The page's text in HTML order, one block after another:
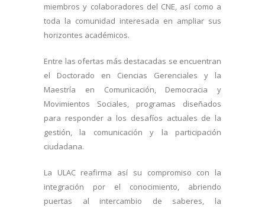
miembros y colaboradores del CNE, así como a
toda la comunidad interesada en ampliar sus
horizontes académicos.
Entre las ofertas más destacadas se encuentran
el Doctorado en Ciencias Gerenciales y la
Maestría en Comunicación, Democracia y
Movimientos Sociales, programas diseñados
para responder a los desafíos actuales de la
gestión, la comunicación y la participación
ciudadana.
La ULAC reafirma así su compromiso con la
integración por el conocimiento, abriendo
puertas al intercambio de saberes, la